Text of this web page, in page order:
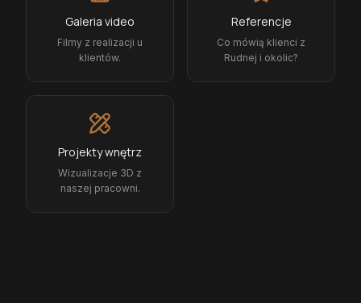
Galeria video
Filmy z realizacji u
klientów.
Referencje
Co mówią klienci z
Rudnej i okolic?
Projekty wnętrz
Wizualizacje 3D z
naszej pracowni.